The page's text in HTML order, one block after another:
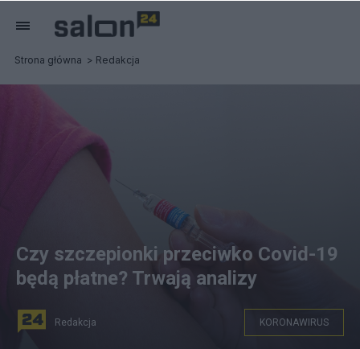
Strona główna Redakcja
Czy szczepionki przeciwko Covid-19
będą płatne? Trwają analizy
Redakcja KORONAWIRUS